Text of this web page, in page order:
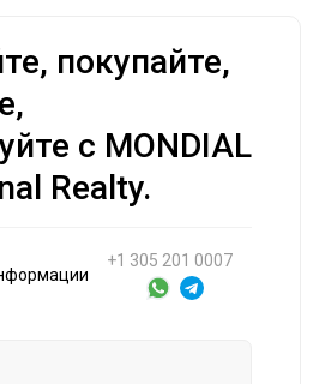
покупайте,
с MONDIAL
Realty.
+1 305 201 0007